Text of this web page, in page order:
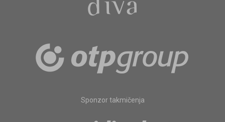
Sponzor takmičenja